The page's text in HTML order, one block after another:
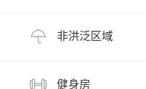
非洪泛区域
健身房